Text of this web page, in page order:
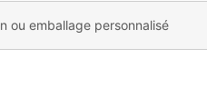
ou emballage personnalisé